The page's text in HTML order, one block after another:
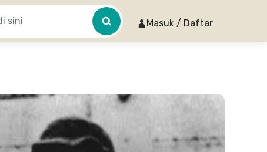
Masuk / Daftar